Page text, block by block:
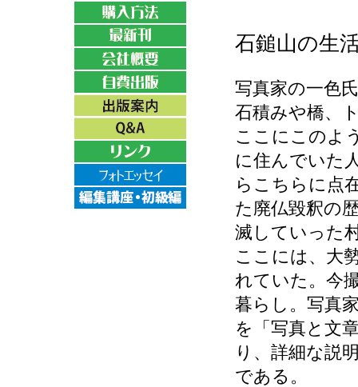
石鎚山の生
写真家の一色
石積みや橋、
ここにこのよ
に住んでいた
らこちらに点
た廃仏毀釈の
滅していった
ここには、大
れていた。今
暮らし。写真
を「写真と文
り、詳細な説
である。